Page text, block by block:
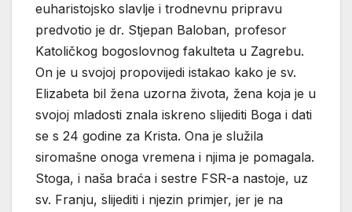
euharistojsko slavlje i trodnevnu pripravu
predvotio je dr. Stjepan Baloban, profesor
Katoličkog bogoslovnog fakulteta u Zagrebu.
On je u svojoj propovijedi istakao kako je sv.
Elizabeta bil žena uzorna života, žena koja je u
svojoj mladosti znala iskreno slijediti Boga i dati
se s 24 godine za Krista. Ona je služila
siromašne onoga vremena i njima je pomagala.
Stoga, i naša braća i sestre FSR-a nastoje, uz
sv. Franju, slijediti i njezin primjer, jer je na